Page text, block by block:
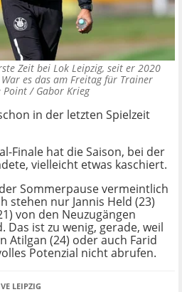
Zeit bei Lok Leipzig, seit er 2020
es das am Freitag für Trainer
Point / Gabor Krieg
in der letzten Spielzeit
Finale hat die Saison, bei der
vielleicht etwas kaschiert.
Sommerpause vermeintlich
stehen nur Jannis Held (23)
von den Neuzugängen
Das ist zu wenig, gerade, weil
Atilgan (24) oder auch Farid
Potenzial nicht abrufen.
LEIPZIG